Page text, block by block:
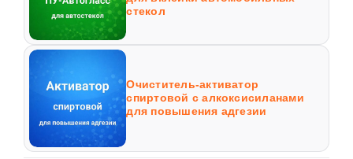
стекол
Очиститель-активатор
спиртовой с алкоксисиланами
для повышения адгезии